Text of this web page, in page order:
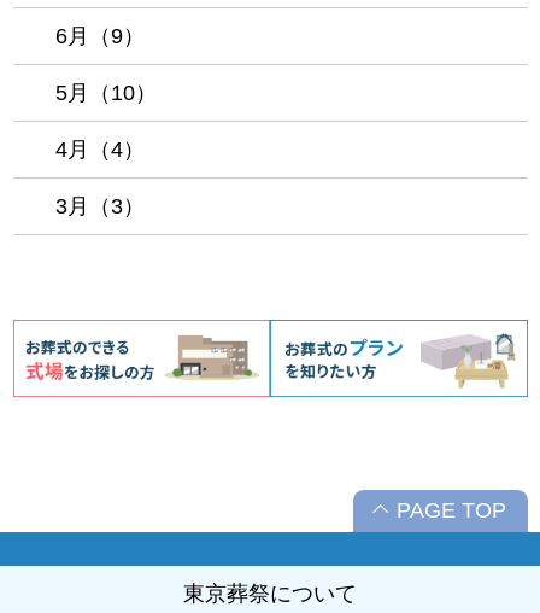
6月（9）
5月（10）
4月（4）
3月（3）
PAGE TOP
東京葬祭について